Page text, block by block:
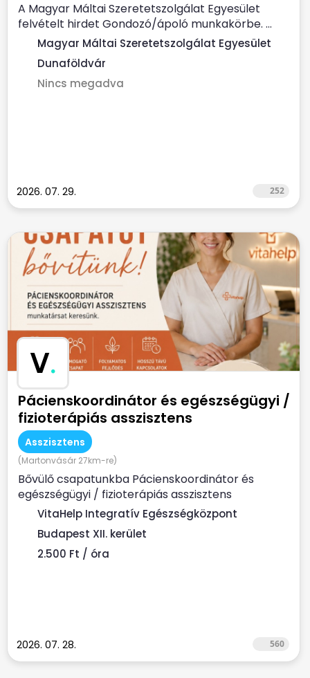
A Magyar Máltai Szeretetszolgálat Egyesület
felvételt hirdet Gondozó/ápoló munkakörbe. ...
Magyar Máltai Szeretetszolgálat Egyesület
Dunaföldvár
Nincs megadva
2026. 07. 29. 252
V.
Pácienskoordinátor és egészségügyi /
fizioterápiás asszisztens
Asszisztens
(Martonvásár 27km-re)
Bővülő csapatunkba Pácienskoordinátor és
egészségügyi / fizioterápiás asszisztens
munkatársat keresünk. ...
VitaHelp Integratív Egészségközpont
Budapest XII. kerület
2.500 Ft / óra
2026. 07. 28. 560